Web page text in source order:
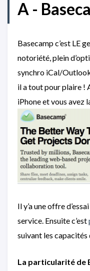
A -
Basecamp c’est LE
notoriété, plein
synchro iCal/
il a tout pour plaire !
iPhone et vous avez
Il y’a une offre
service. Ensuite c’est
suivant les capacités
La particularité de